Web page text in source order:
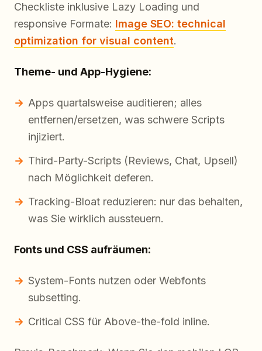
Checkliste inklusive Lazy Loading und
responsive Formate: Image SEO: technical
optimization for visual content.
Theme- und App-Hygiene:
Apps quartalsweise auditieren; alles
entfernen/ersetzen, was schwere Scripts
injiziert.
Third-Party-Scripts (Reviews, Chat, Upsell)
nach Möglichkeit deferen.
Tracking-Bloat reduzieren: nur das behalten,
was Sie wirklich aussteuern.
Fonts und CSS aufräumen:
System-Fonts nutzen oder Webfonts
subsetting.
Critical CSS für Above-the-fold inline.